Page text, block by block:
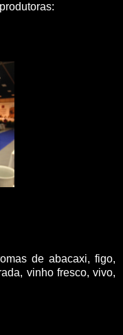
de abacaxi, figo,
vinho fresco, vivo,